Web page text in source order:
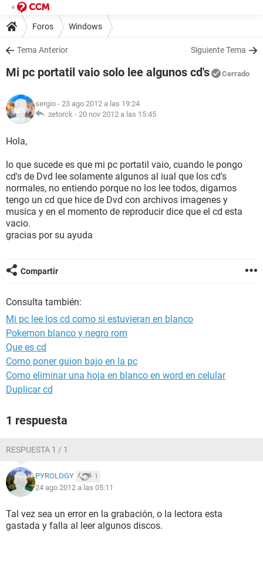
Foros Windows
Tema Anterior Siguiente Tema
Mi pc portatil vaio solo lee algunos cd's Cerrado
sergio - 23 ago 2012 a las 19:24
zetorck - 20 nov 2012 a las 15:45
Hola,
lo que sucede es que mi pc portatil vaio, cuando le pongo
cd's de Dvd lee solamente algunos al iual que los cd's
normales, no entiendo porque no los lee todos, digamos
tengo un cd que hice de Dvd con archivos imagenes y
musica y en el momento de reproducir dice que el cd esta
vacio.
gracias por su ayuda
Compartir
Consulta también:
Mi pc lee los cd como si estuvieran en blanco
Pokemon blanco y negro rom
Que es cd
Como poner guion bajo en la pc
Como eliminar una hoja en blanco en word en celular
Duplicar cd
1 respuesta
RESPUESTA 1 / 1
PYROLOGY 1
24 ago 2012 a las 05:11
Tal vez sea un error en la grabación, o la lectora esta
gastada y falla al leer algunos discos.